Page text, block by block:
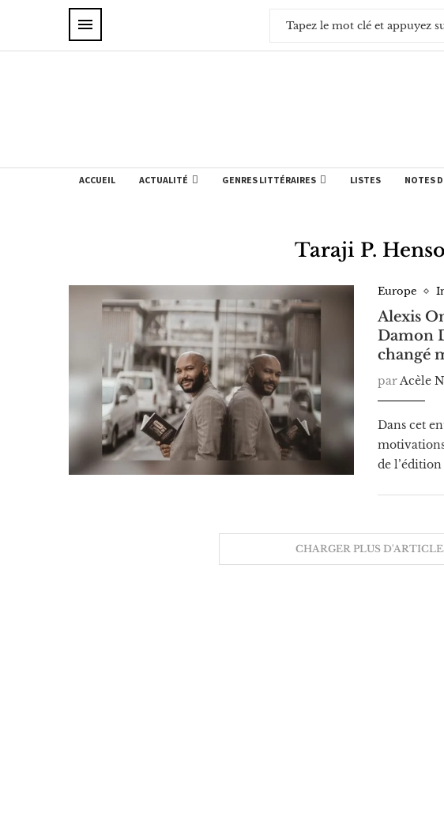
ACCUEIL ACTUALITÉ GENRES LITTÉRAIRES LISTES NOTES
Taraji P.
Europe
Alexis
Damon
changé
parAcèle
Dans cet
de l’édition
CHARGER PLUS